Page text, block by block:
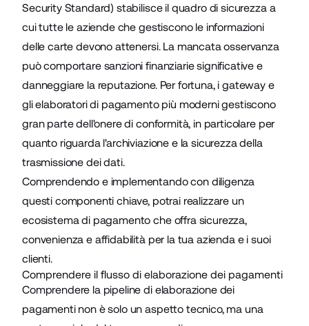
Security Standard) stabilisce il quadro di sicurezza a
cui tutte le aziende che gestiscono le informazioni
delle carte devono attenersi. La mancata osservanza
può comportare sanzioni finanziarie significative e
danneggiare la reputazione. Per fortuna, i gateway e
gli elaboratori di pagamento più moderni gestiscono
gran parte dell'onere di conformità, in particolare per
quanto riguarda l'archiviazione e la sicurezza della
trasmissione dei dati.
Comprendendo e implementando con diligenza
questi componenti chiave, potrai realizzare un
ecosistema di pagamento che offra sicurezza,
convenienza e affidabilità per la tua azienda e i suoi
clienti.
Comprendere il flusso di elaborazione dei pagamenti
Comprendere la pipeline di elaborazione dei
pagamenti non è solo un aspetto tecnico, ma una